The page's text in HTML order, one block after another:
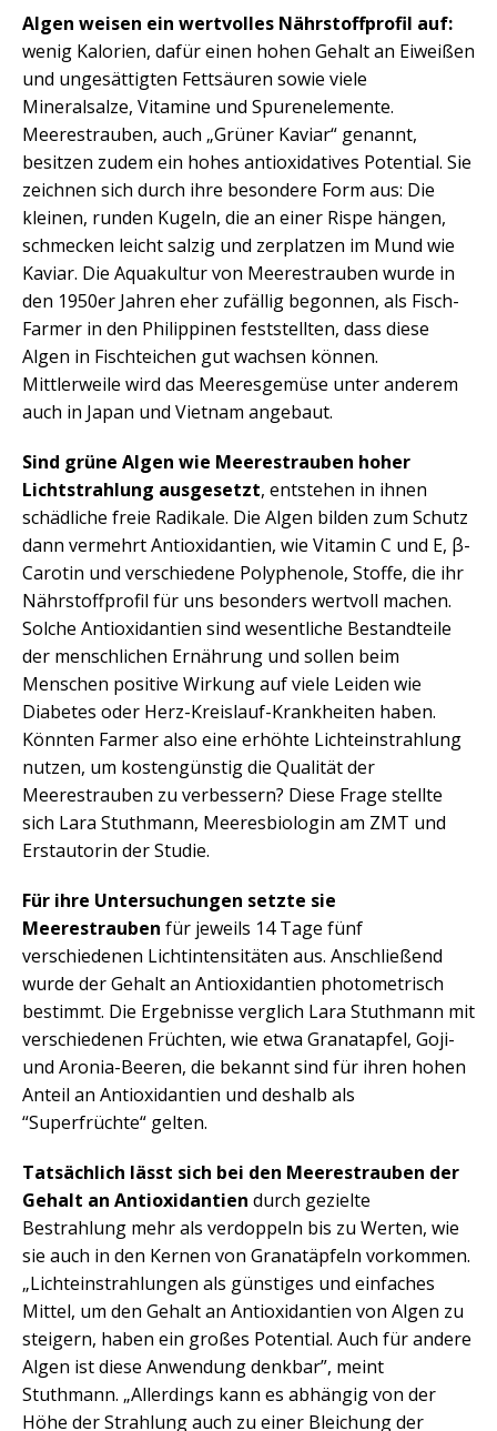
Algen weisen ein wertvolles Nährstoffprofil auf:
wenig Kalorien, dafür einen hohen Gehalt an Eiweißen
und ungesättigten Fettsäuren sowie viele
Mineralsalze, Vitamine und Spurenelemente.
Meerestrauben, auch „Grüner Kaviar“ genannt,
besitzen zudem ein hohes antioxidatives Potential. Sie
zeichnen sich durch ihre besondere Form aus: Die
kleinen, runden Kugeln, die an einer Rispe hängen,
schmecken leicht salzig und zerplatzen im Mund wie
Kaviar. Die Aquakultur von Meerestrauben wurde in
den 1950er Jahren eher zufällig begonnen, als Fisch-
Farmer in den Philippinen feststellten, dass diese
Algen in Fischteichen gut wachsen können.
Mittlerweile wird das Meeresgemüse unter anderem
auch in Japan und Vietnam angebaut.
Sind grüne Algen wie Meerestrauben hoher
Lichtstrahlung ausgesetzt, entstehen in ihnen
schädliche freie Radikale. Die Algen bilden zum Schutz
dann vermehrt Antioxidantien, wie Vitamin C und E, β-
Carotin und verschiedene Polyphenole, Stoffe, die ihr
Nährstoffprofil für uns besonders wertvoll machen.
Solche Antioxidantien sind wesentliche Bestandteile
der menschlichen Ernährung und sollen beim
Menschen positive Wirkung auf viele Leiden wie
Diabetes oder Herz-Kreislauf-Krankheiten haben.
Könnten Farmer also eine erhöhte Lichteinstrahlung
nutzen, um kostengünstig die Qualität der
Meerestrauben zu verbessern? Diese Frage stellte
sich Lara Stuthmann, Meeresbiologin am ZMT und
Erstautorin der Studie.
Für ihre Untersuchungen setzte sie
Meerestrauben für jeweils 14 Tage fünf
verschiedenen Lichtintensitäten aus. Anschließend
wurde der Gehalt an Antioxidantien photometrisch
bestimmt. Die Ergebnisse verglich Lara Stuthmann mit
verschiedenen Früchten, wie etwa Granatapfel, Goji-
und Aronia-Beeren, die bekannt sind für ihren hohen
Anteil an Antioxidantien und deshalb als
“Superfrüchte“ gelten.
Tatsächlich lässt sich bei den Meerestrauben der
Gehalt an Antioxidantien durch gezielte
Bestrahlung mehr als verdoppeln bis zu Werten, wie
sie auch in den Kernen von Granatäpfeln vorkommen.
„Lichteinstrahlungen als günstiges und einfaches
Mittel, um den Gehalt an Antioxidantien von Algen zu
steigern, haben ein großes Potential. Auch für andere
Algen ist diese Anwendung denkbar”, meint
Stuthmann. „Allerdings kann es abhängig von der
Höhe der Strahlung auch zu einer Bleichung der